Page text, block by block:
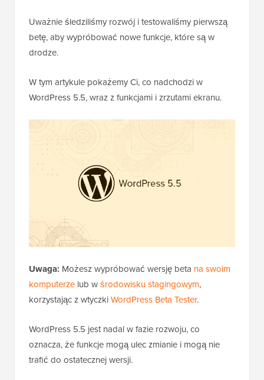
Uważnie śledziliśmy rozwój i testowaliśmy pierwszą
betę, aby wypróbować nowe funkcje, które są w
drodze.
W tym artykule pokażemy Ci, co nadchodzi w
WordPress 5.5, wraz z funkcjami i zrzutami ekranu.
Uwaga: Możesz wypróbować wersję beta na swoim
komputerze lub wśrodowisku stagingowym,
korzystając z wtyczkiWordPress Beta Tester.
WordPress 5.5 jest nadal w fazie rozwoju, co
oznacza, że funkcje mogą ulec zmianie i mogą nie
trafić do ostatecznej wersji.